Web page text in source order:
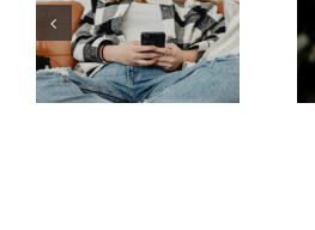
zwiększania
widoczności
grup na
Facebooku